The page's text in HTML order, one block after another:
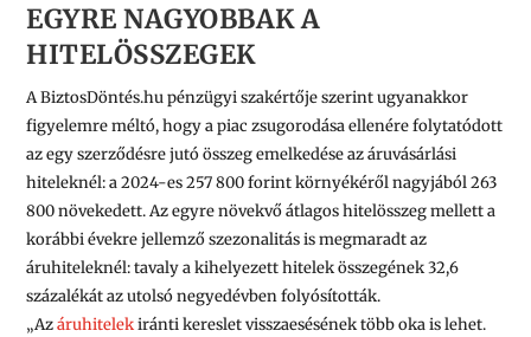
EGYRE NAGYOBBAK A
HITELÖSSZEGEK
A BiztosDöntés.hu pénzügyi szakértője szerint ugyanakkor
figyelemre méltó, hogya piac zsugorodása ellenére folytatódott
az egy szerződésre jutó összeg emelkedése az áruvásárlási
hiteleknél:a 2024-es257 800forint környékéről nagyjából263
800növekedett. Az egyre növekvő átlagos hitelösszeg mellett a
korábbi évekre jellemző szezonalitás is megmaradt az
áruhiteleknél: tavaly a kihelyezett hitelek összegének 32,6
százalékát az utolsó negyedévben folyósították.
„Azáruhitelekiránti kereslet visszaesésének több oka is lehet.